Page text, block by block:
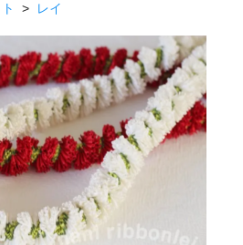
> レイ